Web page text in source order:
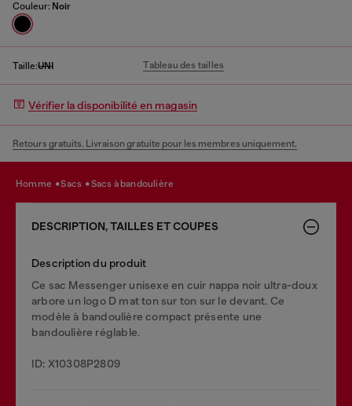
Couleur: Noir
Taille:UNI Tableau des tailles
Vérifier la disponibilité en magasin
Retours gratuits. Livraison gratuite pour les membres uniquement.
homme sacs sacs à bandoulière
DESCRIPTION, TAILLES ET COUPES
Description du produit
Ce sac Messenger unisexe en cuir nappa noir ultra-doux
arbore un logo D mat ton sur ton sur le devant. Ce
modèle à bandoulière compact présente une
bandoulière réglable.
ID: X10308P2809